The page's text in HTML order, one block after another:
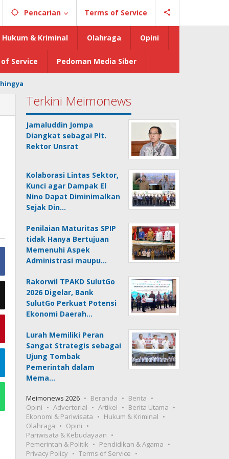
Pencarian Terms of Service
Hukum & Kriminal Olahraga Opini
Service Pedoman Media Siber
Terkini Meimonews
Jamaluddin Jompa
Diangkat sebagai Plt.
Rektor Unsrat
Kolaborasi Lintas Sektor,
Kunci agar Dampak El
Nino Dapat Diminimalkan
Sejak Din…
Penilaian Maturitas SPIP
tidak Hanya Bertujuan
Memenuhi Aspek
Administrasi maupu…
Rakorwil TPAKD SulutGo
2026 Digelar, Bank
SulutGo Perkuat Potensi
Ekonomi Daerah…
Lurah Memiliki Peran
Sangat Strategis sebagai
Ujung Tombak
Pemerintah dalam
Mema…
Meimonews 2026 Beranda
Berita
Opini
Advertorial Artikel
Berita Utama
Ekonomi & Pariwisata
Hukum & Kriminal
Olahraga
Opini
Pariwisata & Kebudayaan
Pemerintah & Politik
Pendidikan & Agama
Privacy Policy
Terms of Service